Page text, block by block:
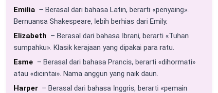
Emilia – Berasal dari bahasa Latin, berarti «penyaing».
Bernuansa Shakespeare, lebih berhias dari Emily.
Elizabeth – Berasal dari bahasa Ibrani, berarti «Tuhan
sumpahku». Klasik kerajaan yang dipakai para ratu.
Esme – Berasal dari bahasa Prancis, berarti «dihormati»
atau «dicintai». Nama anggun yang naik daun.
Harper – Berasal dari bahasa Inggris, berarti «pemain